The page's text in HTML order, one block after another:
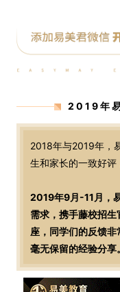
2019年
2018年与2019年，
生和家长的一致好评
2019年9月-11月，
需求，携手藤校招
座，同学们的反馈
毫无保留的经验分享。